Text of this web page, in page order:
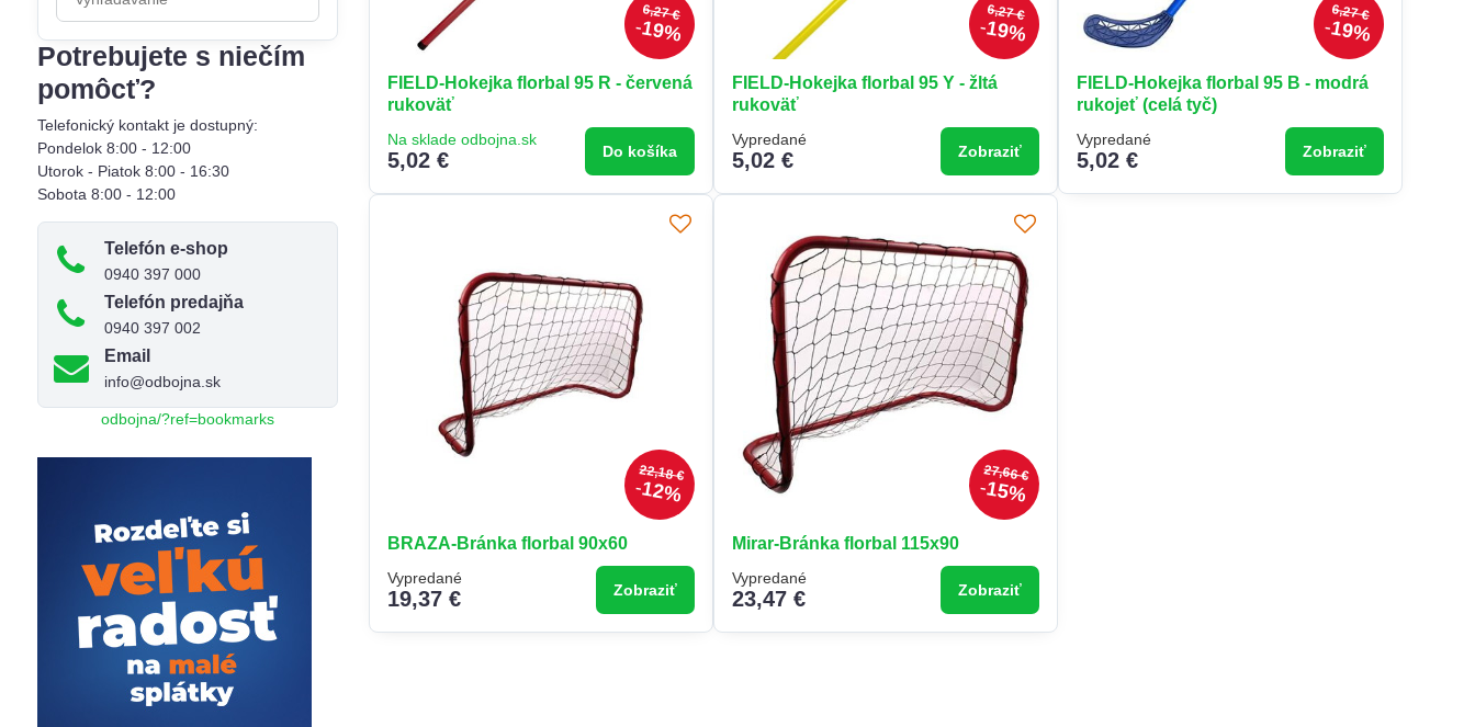
6,27 €
19%
FIELD-Hokejka florbal 95 R - červená
rukoväť
Na sklade odbojna.sk
5,02 € Do košíka
6,27 €
19%
FIELD-Hokejka florbal 95 Y - žltá
rukoväť
Vypredané
5,02 € Zobraziť
6,27 €
19%
FIELD-Hokejka florbal 95 B - modrá
rukojeť (celá tyč)
Vypredané
5,02 € Zobraziť
22,18 €
12%
BRAZA-Bránka florbal 90x60
Vypredané
19,37 € Zobraziť
27,66 €
15%
Mirar-Bránka florbal 115x90
Vypredané
23,47 € Zobraziť
výsledky
filtra
fulltextom
Potrebujete s niečím
pomôcť?
Telefonický kontakt je dostupný:
Pondelok 8:00 - 12:00
Utorok - Piatok 8:00 - 16:30
Sobota 8:00 - 12:00
Telefón e-shop
0940 397 000
Telefón predajňa
0940 397 002
Email
info@odbojna.sk
odbojna/?ref=bookmarks